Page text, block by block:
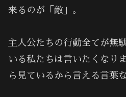
来るのが「敵」。
主人公たちの行動全てが無
いる私たちは言いたくなり
ら見ているから言える言葉